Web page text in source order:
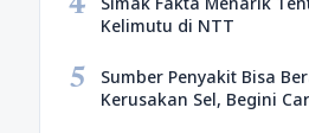
4
Kelimutu di NTT
5
Sumber Penyakit Bisa
Kerusakan Sel, Begini